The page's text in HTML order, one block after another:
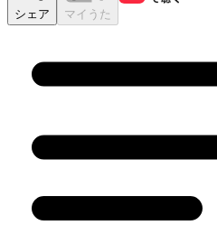
シェア マイうた